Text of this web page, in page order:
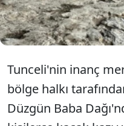
uzaklaştırıldı.
Tunceli'nin inanç
bölge halkı
Düzgün Baba